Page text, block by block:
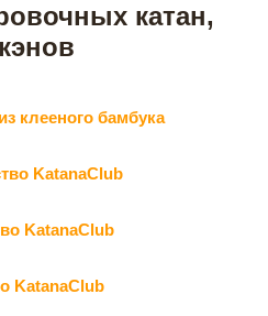
катан,
клееного бамбука
KatanaClub
KatanaClub
KatanaClub